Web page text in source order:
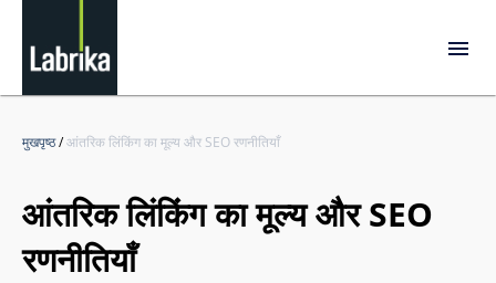
मुखपृष्ठ/आंतरिक लिंकिंग का मूल्य और SEO रणनीतियाँ
आंतरिक लिंकिंग का मूल्य और SEO
रणनीतियाँ